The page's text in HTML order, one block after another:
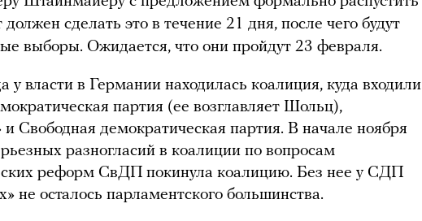
сделать это в течение 21 дня, после чего будут
выборы. Ожидается, что они пройдут 23 февраля.
у власти в Германии находилась коалиция, куда входили
партия (ее возглавляет Шольц),
и Свободная демократическая партия. В начале ноября
разногласий в коалиции по вопросам
реформ СвДП покинула коалицию. Без нее у СДП
не осталось парламентского большинства.